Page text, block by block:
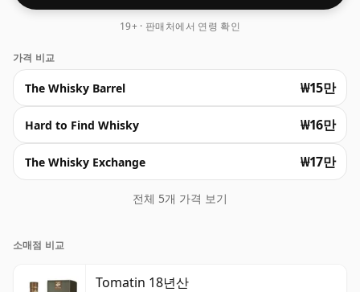
19+ · 판매처에서 연령 확인
가격 비교
The Whisky Barrel ₩15만
Hard to Find Whisky ₩16만
The Whisky Exchange ₩17만
전체 5개 가격 보기
소매점 비교
Tomatin 18년산